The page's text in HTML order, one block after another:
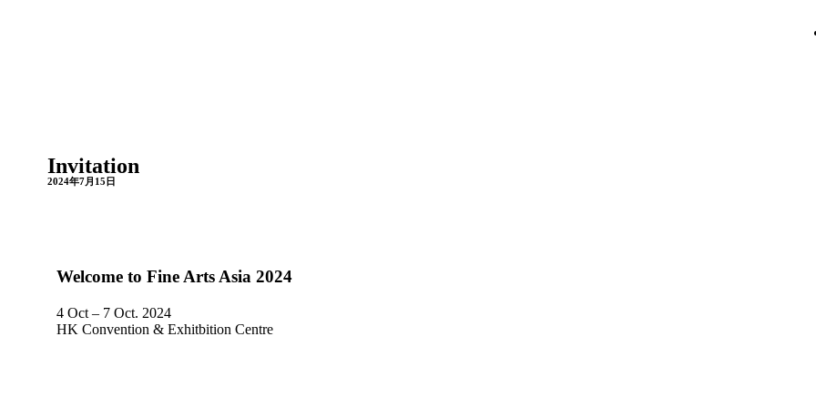
Invitation
2024年7月15日
Welcome to Fine Arts Asia 2024
4 Oct – 7 Oct. 2024
HK Convention & Exhitbition Centre